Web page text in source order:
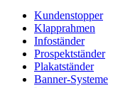
Kundenstopper
Klapprahmen
Infoständer
Prospektständer
Plakatständer
Banner-Systeme